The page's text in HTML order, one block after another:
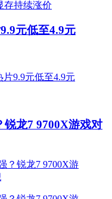
元低至4.9元
锐龙7 9700X游戏对